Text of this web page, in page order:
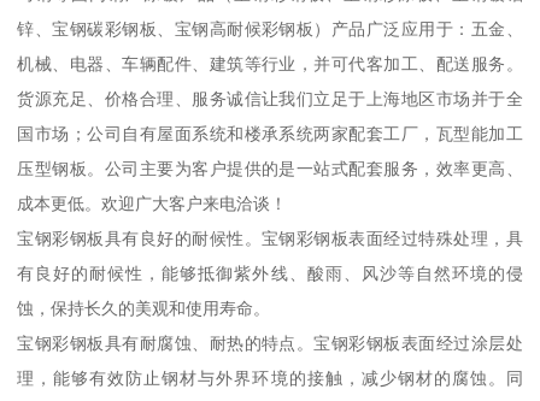
锌、宝钢碳彩钢板、宝钢高耐候彩钢板）产品广泛应用于：五金、
机械、电器、车辆配件、建筑等行业，并可代客加工、配送服务。
货源充足、价格合理、服务诚信让我们立足于上海地区市场并于全
国市场；公司自有屋面系统和楼承系统两家配套工厂，瓦型能加工
压型钢板。公司主要为客户提供的是一站式配套服务，效率更高、
成本更低。欢迎广大客户来电洽谈！
宝钢彩钢板具有良好的耐候性。宝钢彩钢板表面经过特殊处理，具
有良好的耐候性，能够抵御紫外线、酸雨、风沙等自然环境的侵
蚀，保持长久的美观和使用寿命。
宝钢彩钢板具有耐腐蚀、耐热的特点。宝钢彩钢板表面经过涂层处
理，能够有效防止钢材与外界环境的接触，减少钢材的腐蚀。同